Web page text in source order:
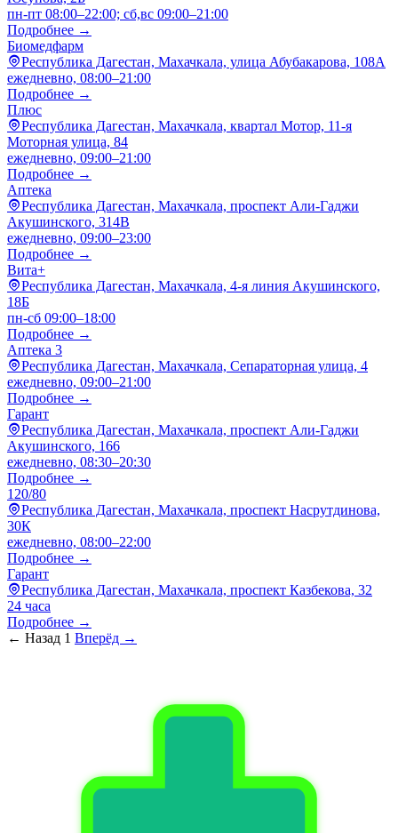
пн-пт 08:00–22:00; сб,вс 09:00–21:00
Подробнее →
Биомедфарм
Республика Дагестан, Махачкала, улица Абубакарова, 108А
ежедневно, 08:00–21:00
Подробнее →
Плюс
Республика Дагестан, Махачкала, квартал Мотор, 11-я
Моторная улица, 84
ежедневно, 09:00–21:00
Подробнее →
Аптека
Республика Дагестан, Махачкала, проспект Али-Гаджи
Акушинского, 314В
ежедневно, 09:00–23:00
Подробнее →
Вита+
Республика Дагестан, Махачкала, 4-я линия Акушинского,
18Б
пн-сб 09:00–18:00
Подробнее →
Аптека 3
Республика Дагестан, Махачкала, Сепараторная улица, 4
ежедневно, 09:00–21:00
Подробнее →
Гарант
Республика Дагестан, Махачкала, проспект Али-Гаджи
Акушинского, 166
ежедневно, 08:30–20:30
Подробнее →
120/80
Республика Дагестан, Махачкала, проспект Насрутдинова,
30К
ежедневно, 08:00–22:00
Подробнее →
Гарант
Республика Дагестан, Махачкала, проспект Казбекова, 32
24 часа
Подробнее →
← Назад 1 Вперёд →